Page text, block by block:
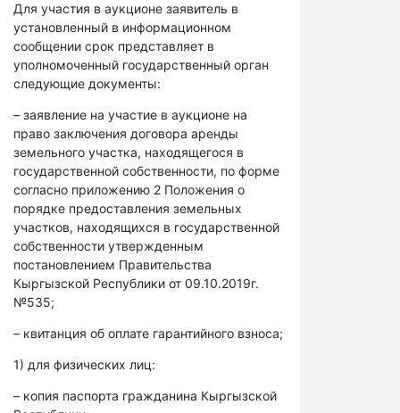
Для участия в аукционе заявитель в
установленный в информационном
сообщении срок представляет в
уполномоченный государственный орган
следующие документы:
– заявление на участие в аукционе на
право заключения договора аренды
земельного участка, находящегося в
государственной собственности, по форме
согласно приложению 2 Положения о
порядке предоставления земельных
участков, находящихся в государственной
собственности утвержденным
постановлением Правительства
Кыргызской Республики от 09.10.2019г.
№535;
– квитанция об оплате гарантийного взноса;
1) для физических лиц:
– копия паспорта гражданина Кыргызской